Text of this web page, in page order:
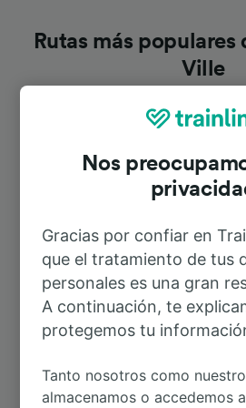
Rutas más
Ville
A Lyon Part-Dieu
A Mâcon—Loché TGV
A Lyon Perrache
A Paris Bercy Bourgogne-Pays
Nos
Gracias por confiar en
que el tratamiento de tus
personales es una gran
A continuación, te
protegemos tu
Tanto nosotros como
almacenamos o accedemos